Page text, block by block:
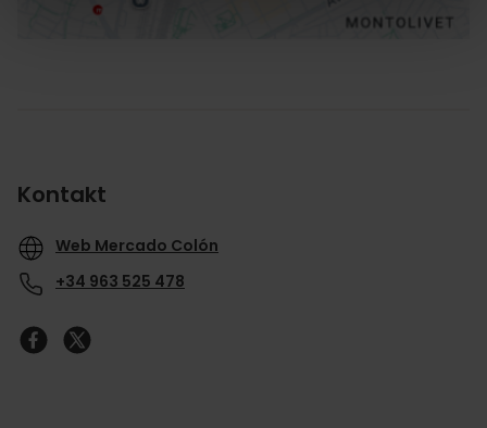
Kontakt
Web Mercado Colón
+34 963 525 478